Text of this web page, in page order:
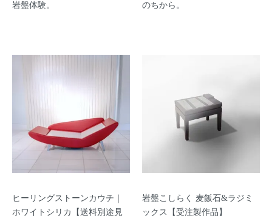
岩盤体験。
のちから。
ヒーリングストーンカウチ｜
ホワイトシリカ【送料別途見
岩盤こしらく 麦飯石&ラジミ
ックス【受注製作品】